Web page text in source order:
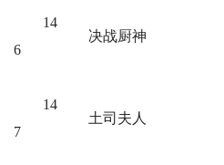
14
6
决战厨神
14
7
土司夫人